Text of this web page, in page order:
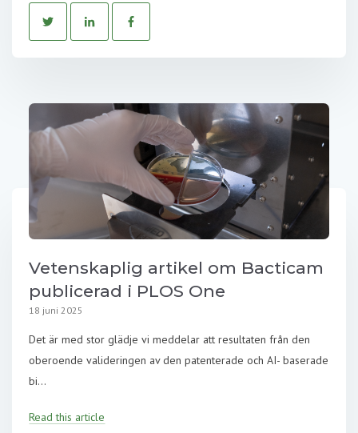
Vetenskaplig artikel om Bacticam
publicerad i PLOS One
18 juni 2025
Det är med stor glädje vi meddelar att resultaten från den
oberoende valideringen av den patenterade och AI- baserade
bi...
Read this article